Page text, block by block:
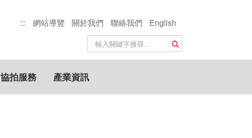
::: 網站導覽 關於我們 聯絡我們
English
站
內
搜
尋
關
鍵
搜尋
協拍服務 產業資訊